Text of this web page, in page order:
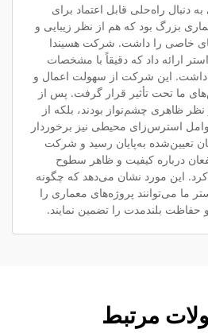
دنبال راه‌حلی قابل اعتماد برای
بزرگ بود که هم از نظر زیبایی و
خاصی را داشت. شرکت هسیندا
ارائه داد که دقیقاً با مشخصات
این شرکت از سهولت اعمال و
ما تحت تأثیر قرار گرفت. پس از
نظر ظاهری چشم‌نواز بودند، بلکه از
استرس‌زای محیطی نیز برخوردار
تعیین‌شده به‌پایان رسید و شرکت
درباره کیفیت و ظاهر سطوح
این مورد نشان می‌دهد که چگونه
ما می‌توانند پروژه‌های معماری را
حفاظت بلندمدت را تضمین نمایند.
مرتبط